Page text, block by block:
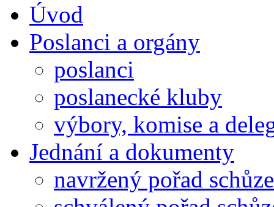
Úvod
Poslanci a orgány
poslanci
poslanecké kluby
výbory, komise a
Jednání a dokumenty
navržený pořad schůze